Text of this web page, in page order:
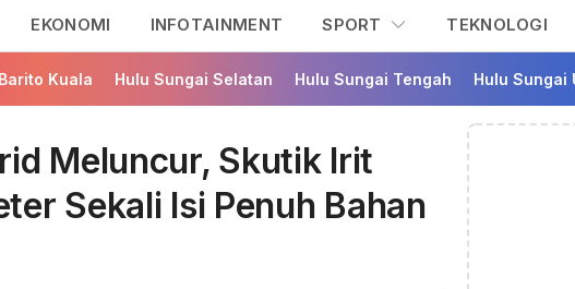
EKONOMI INFOTAINMENT SPORT TEKNOLOGI
Barito Kuala Hulu Sungai Selatan Hulu Sungai Tengah Hulu Sungai
Meluncur, Skutik Irit
Sekali Isi Penuh Bahan